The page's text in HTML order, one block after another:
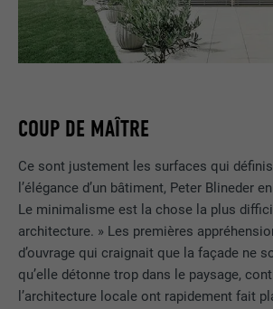
COUP DE MAÎTRE
Ce sont justement les surfaces qui
l’élégance d’un bâtiment, Peter Blineder
Le minimalisme est la chose la plus
architecture. » Les premières
d’ouvrage qui craignait que la façade ne
qu’elle détonne trop dans le paysage,
l’architecture locale ont rapidement fait